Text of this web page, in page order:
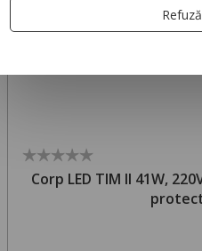
Corp LED TIM II 41W,